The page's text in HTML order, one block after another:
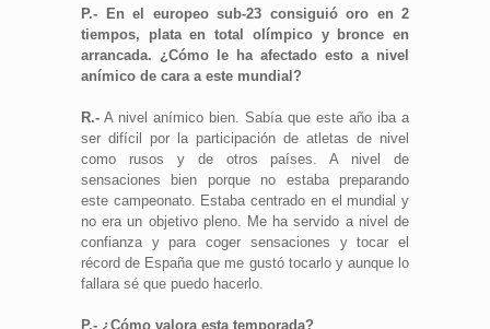
P.- En el europeo sub-23 consiguió oro en 2
tiempos, plata en total olímpico y bronce en
arrancada. ¿Cómo le ha afectado esto a nivel
anímico de cara a este mundial?
R.- A nivel anímico bien. Sabía que este año iba a
ser difícil por la participación de atletas de nivel
como rusos y de otros países. A nivel de
sensaciones bien porque no estaba preparando
este campeonato. Estaba centrado en el mundial y
no era un objetivo pleno. Me ha servido a nivel de
confianza y para coger sensaciones y tocar el
récord de España que me gustó tocarlo y aunque lo
fallara sé que puedo hacerlo.
P.- ¿Cómo valora esta temporada?